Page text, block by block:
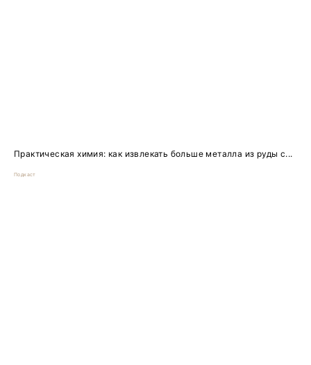
Практическая химия: как извлекать больше металла из руды с...
Подкаст